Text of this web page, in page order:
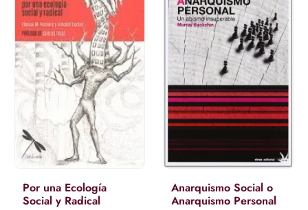
Por una Ecología
Social y Radical
Anarquismo Social o
Anarquismo Personal